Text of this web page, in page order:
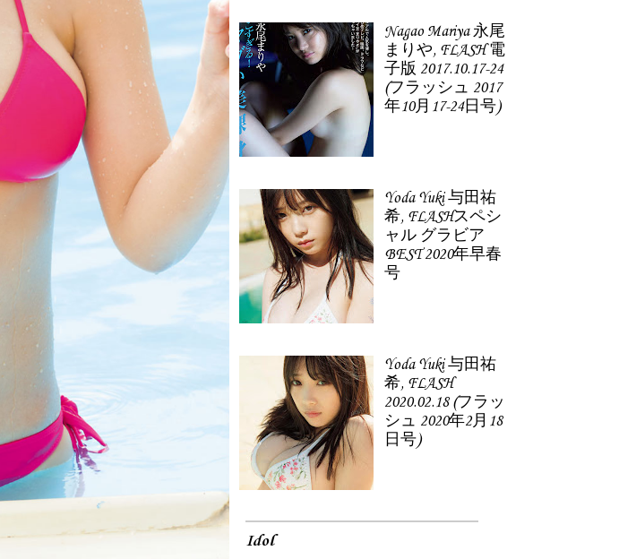
Nagao Mariya 永尾
まりや, FLASH 電
子版 2017.10.17-24
(フラッシュ 2017
年10月17-24日号)
Yoda Yuki 与田祐
希, FLASHスペシ
ャル グラビア
BEST 2020年早春
号
Yoda Yuki 与田祐
希, FLASH
2020.02.18 (フラッ
シュ 2020年2月18
日号)
Idol